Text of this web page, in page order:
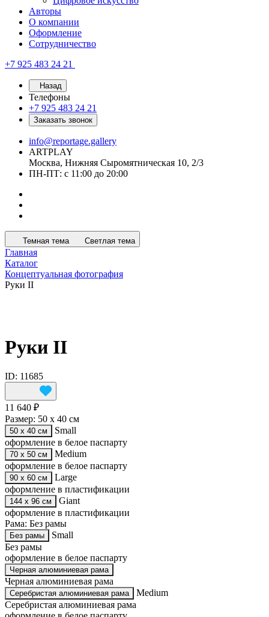
Авторы
О компании
Оформление
Сотрудничество
+7 925 483 24 21
Назад
Телефоны
+7 925 483 24 21
Заказать звонок
info@reportage.gallery
ARTPLAY
Москва, Нижняя Сыромятническая 10, 2/3
ПН-ПТ: с 11:00 до 20:00
Темная тема Светлая тема
Главная
Каталог
Концептуальная фотография
Руки II
Руки II
ID: 11685
11 640 ₽
Размер: 50 х 40 см
50 х 40 см
Small
оформление в белое паспарту
70 х 50 см
Medium
оформление в белое паспарту
90 х 60 см
Large
оформление в пластификации
144 х 96 см
Giant
оформление в пластификации
Рама: Без рамы
Без рамы
Small
Без рамы
оформление в белое паспарту
Черная алюминиевая рама
Черная алюминиевая рама
Серебристая алюминиевая рама
Medium
Серебристая алюминиевая рама